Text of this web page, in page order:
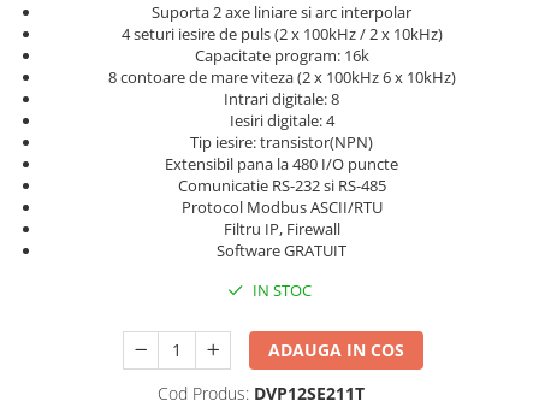
Relee termice
Cam Switches
Cleme sir
Accesorii cleme
Cleme 10mm
Cleme 2.5mm
Cleme 4mm
Suporta 2 axe liniare si arc interpolar
4 seturi iesire de puls (2 x 100kHz / 2 x 10kHz)
Capacitate program: 16k
8 contoare de mare viteza (2 x 100kHz 6 x 10kHz)
Intrari digitale: 8
Iesiri digitale: 4
Tip iesire: transistor(NPN)
Extensibil pana la 480 I/O puncte
Comunicatie RS-232 si RS-485
Protocol Modbus ASCII/RTU
Filtru IP, Firewall
Software GRATUIT
IN STOC
ADAUGA IN COS
Cod Produs: DVP12SE211T